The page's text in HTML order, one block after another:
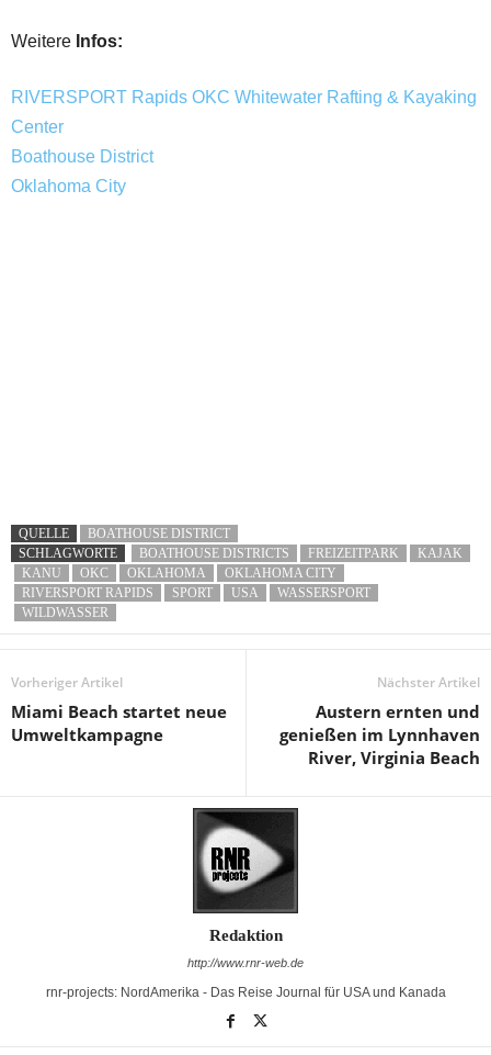
Weitere Infos:
RIVERSPORT Rapids OKC Whitewater Rafting & Kayaking
Center
Boathouse District
Oklahoma City
QUELLE
BOATHOUSE DISTRICT
SCHLAGWORTE
BOATHOUSE DISTRICTS FREIZEITPARK
KAJAK
KANU
OKC OKLAHOMA
OKLAHOMA CITY
RIVERSPORT RAPIDS
SPORT USA
WASSERSPORT
WILDWASSER
Vorheriger Artikel
Miami Beach startet neue
Umweltkampagne
Nächster Artikel
Austern ernten und
genießen im Lynnhaven
River, Virginia Beach
Redaktion
http://www.rnr-web.de
rnr-projects: NordAmerika - Das Reise Journal für USA und Kanada